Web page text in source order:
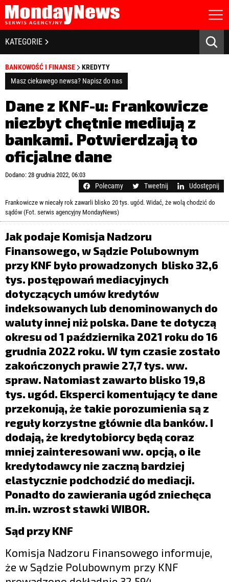
STRONA GŁÓWNA
O NAS
POLITYKA PRYWATNOŚCI
REGULAMIN
LICENCJA
REJESTRACJA
KONTAKT
Zapamiętaj mnie
Kliknij tutaj
KATEGORIE
BIZNES I GOSPODARKA
BANKOWOŚĆ I FINANSE
NOWE TECHNOLOGIE
SPOŁECZEŃSTWO
EDUKACJA
MEDIA
ZDROWIE I URODA
KULTURA
LIFESTYLE
OPINIE I KOMENTARZE
BANKOWOŚĆ I FINANSE
KREDYTY
Masz ciekawego newsa? Napisz do nas
Dane z KNF-u: Frankowicze
niezbyt chętnie mediują z
bankami. Potwierdzają to
oficjalne dane
Dodano: 28 grudnia 2022, 06:03
Polecamy Tweetnij Udostępnij
Frankowicze w niecały rok zawarli blisko 20 tys. ugód. Widać, że wolą chodzić do
sądów (Fot. serwis agencyjny MondayNews)
Jak podaje Komisja Nadzoru
Finansowego, w Sądzie Polubownym
przy KNF było prowadzonych blisko 32,6
tys. postępowań mediacyjnych
dotyczących umów kredytów
indeksowanych lub denominowanych do
waluty innej niż polska. Dane te dotyczą
okresu od 1 października 2021 roku do 16
grudnia 2022 roku. W tym czasie zostało
zakończonych prawie 27,7 tys. ww.
spraw. Natomiast zawarto blisko 19,8
tys. ugód. Eksperci komentujący te dane
przekonują, że takie porozumienia są z
reguły korzystne głównie dla banków. I
dodają, że kredytobiorcy będą coraz
mniej zainteresowani ww. opcją, o ile
kredytodawcy nie zaczną bardziej
elastycznie podchodzić do mediacji.
Ponadto do zawierania ugód zniechęca
m.in. wzrost stawki WIBOR.
Sąd przy KNF
Komisja Nadzoru Finansowego informuje,
że w Sądzie Polubownym przy KNF